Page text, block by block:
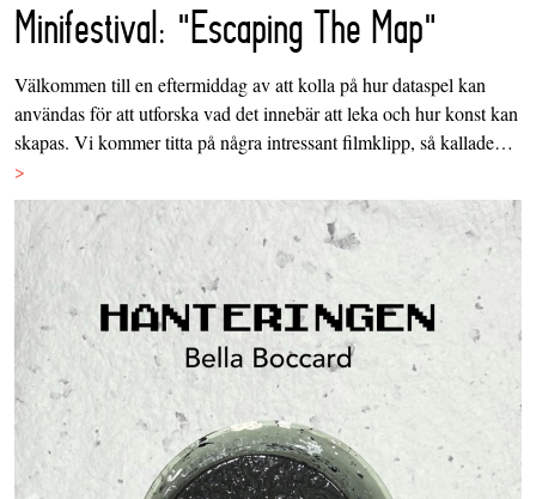
Minifestival: "Escaping The Map"
Välkommen till en eftermiddag av att kolla på hur dataspel kan
användas för att utforska vad det innebär att leka och hur konst kan
skapas. Vi kommer titta på några intressant filmklipp, så kallade…
>